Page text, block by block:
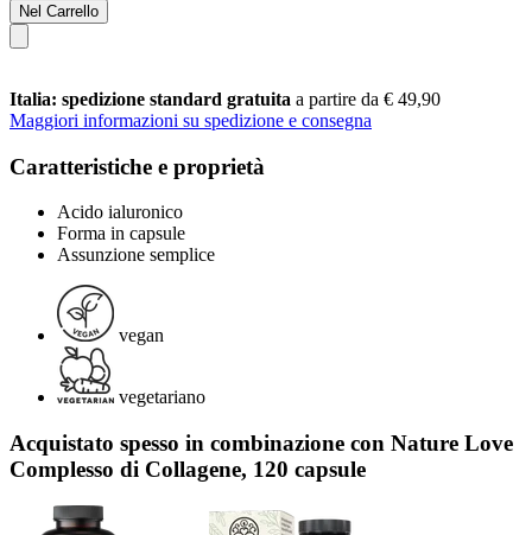
Nel Carrello
Italia: spedizione standard gratuita a partire da € 49,90
Maggiori informazioni su spedizione e consegna
Caratteristiche e proprietà
Acido ialuronico
Forma in capsule
Assunzione semplice
vegan
vegetariano
Acquistato spesso in combinazione con Nature Love
Complesso di Collagene, 120 capsule